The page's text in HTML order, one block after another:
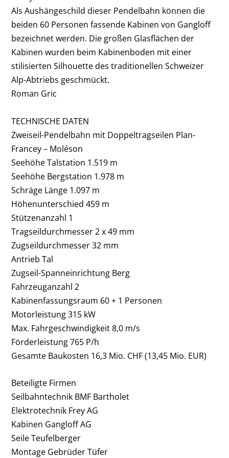
Als Aushängeschilddieser Pendelbahn können die
beiden 60 Personen fassende Kabinen von Gangloff
bezeichnet werden. Die großen Glasflächen der
Kabinen wurden beim Kabinenboden mit einer
stilisierten Silhouette des traditionellen Schweizer
Alp-Abtriebs geschmückt.
Roman Gric
TECHNISCHE DATEN
Zweiseil-Pendelbahn mit Doppeltragseilen Plan-
Francey – Moléson
Seehöhe Talstation 1.519 m
Seehöhe Bergstation 1.978 m
Schräge Länge 1.097 m
Höhenunterschied 459 m
Stützenanzahl 1
Tragseildurchmesser 2 x49 mm
Zugseildurchmesser 32 mm
Antrieb Tal
Zugseil-Spanneinrichtung Berg
Fahrzeuganzahl 2
Kabinenfassungsraum 60 + 1 Personen
Motorleistung 315 kW
Max. Fahrgeschwindigkeit 8,0 m/s
Förderleistung 765 P/h
Gesamte Baukosten 16,3 Mio. CHF (13,45 Mio. EUR)
Beteiligte Firmen
Seilbahntechnik BMF Bartholet
Elektrotechnik Frey AG
Kabinen Gangloff AG
Seile Teufelberger
Montage Gebrüder Tüfer